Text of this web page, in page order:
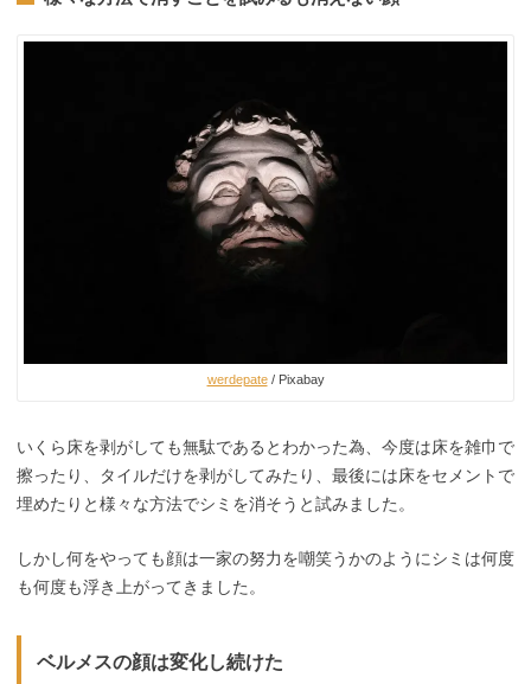
werdepate/ Pixabay
いくら床を剥がしても無駄であるとわかった為、今度は床を雑巾で
擦ったり、タイルだけを剥がしてみたり、最後には床をセメントで
埋めたりと様々な方法でシミを消そうと試みました。
しかし何をやっても顔は一家の努力を嘲笑うかのようにシミは何度
も何度も浮き上がってきました。
ベルメスの顔は変化し続けた